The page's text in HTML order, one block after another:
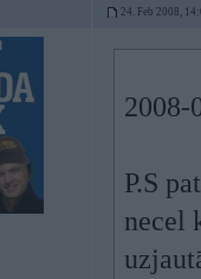
24. Feb 2008,
2008-
P.S
necel